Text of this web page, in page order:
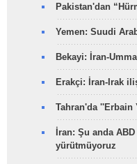
Pakistan'dan
Yemen: Suudi
Bekayi: İran-
Erakçi: İran-Irak
Tahran'da
İran: Şu anda
yürütmüyoruz